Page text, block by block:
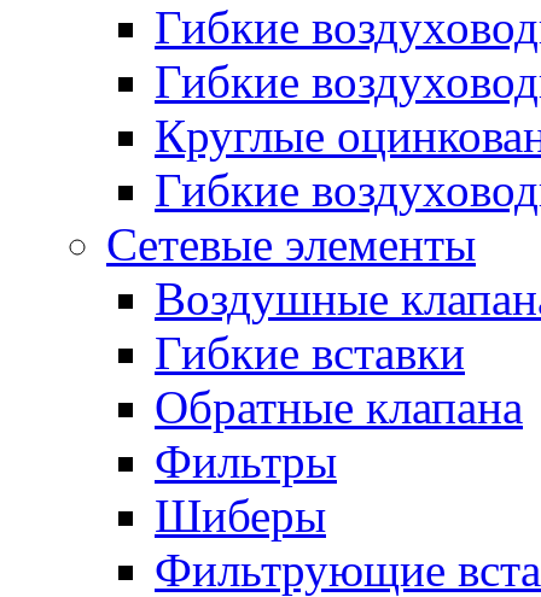
Гибкие
Гибкие
Круглые
Гибкие
Сетевые элементы
Воздушные
Гибкие вставки
Обратные клапана
Фильтры
Шиберы
Фильтрующие